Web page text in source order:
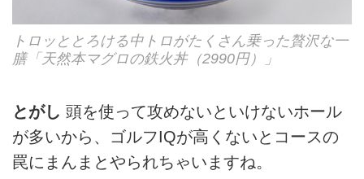
トロッととろける中トロがたくさん乗った贅沢な一
膳「天然本マグロの鉄火丼（2990円）」
とがし 頭を使って攻めないといけないホール
が多いから、ゴルフIQが高くないとコースの
罠にまんまとやられちゃいますね。